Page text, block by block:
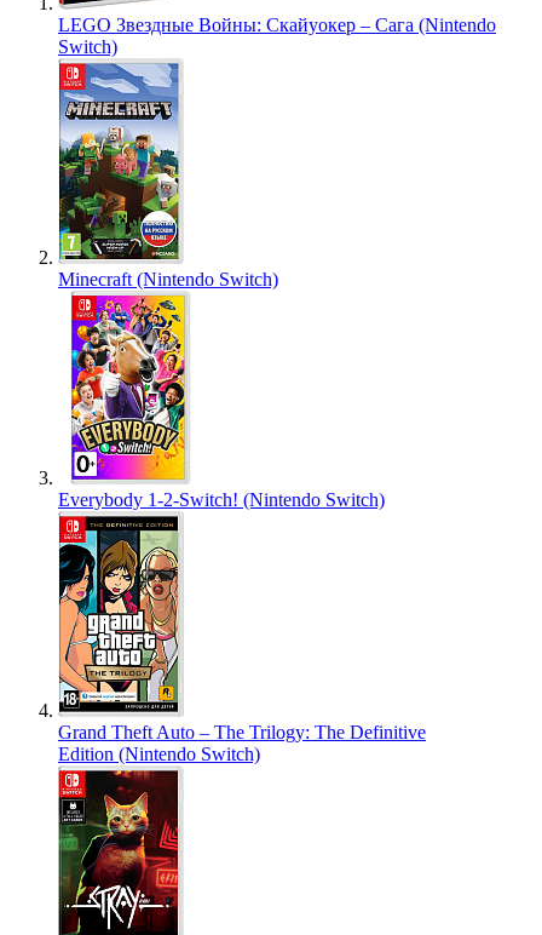
LEGO Звездные Войны: Скайуокер – Сага (Nintendo
Switch)
Minecraft (Nintendo Switch)
Everybody 1-2-Switch! (Nintendo Switch)
Grand Theft Auto – The Trilogy: The Definitive
Edition (Nintendo Switch)